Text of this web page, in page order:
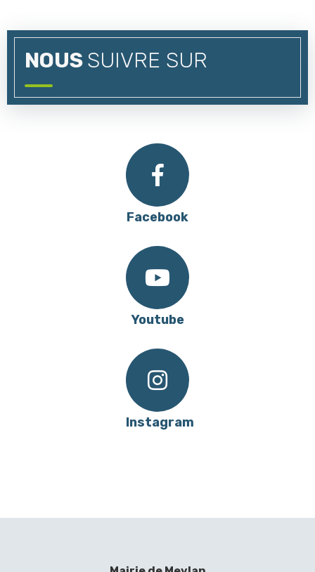
NOUSSUIVRE SUR
Facebook
Youtube
Instagram